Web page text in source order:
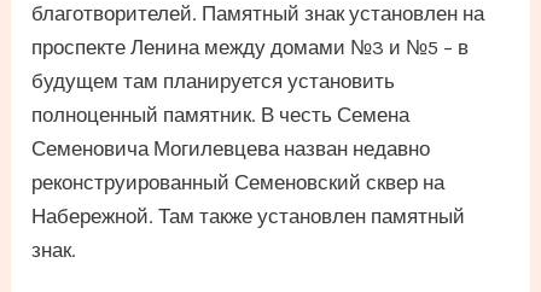
благотворителей. Памятный знак установлен на
проспекте Ленина между домами №3 и №5 – в
будущем там планируется установить
полноценный памятник. В честь Семена
Семеновича Могилевцева назван недавно
реконструированный Семеновский сквер на
Набережной. Там также установлен памятный
знак.